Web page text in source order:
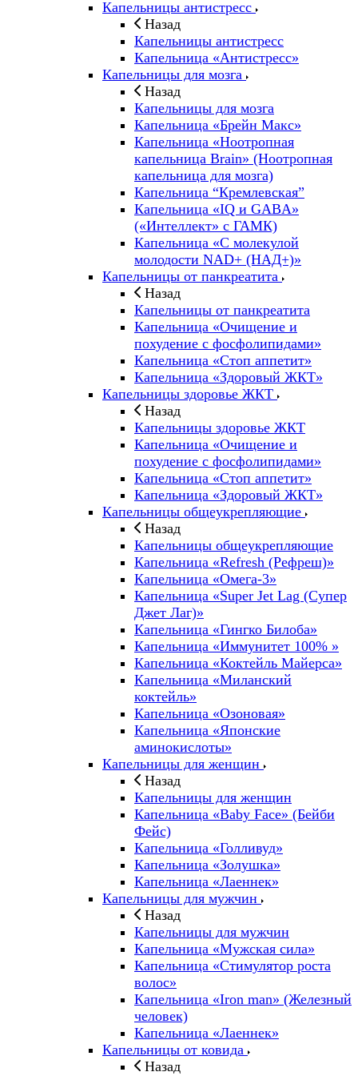
Капельницы антистресс
Назад
Капельницы антистресс
Капельница «Антистресс»
Капельницы для мозга
Назад
Капельницы для мозга
Капельница «Брейн Макс»
Капельница «Ноотропная
капельница Brain» (Ноотропная
капельница для мозга)
Капельница “Кремлевская”
Капельница «IQ и GABA»
(«Интеллект» с ГАМК)
Капельница «С молекулой
молодости NAD+ (НАД+)»
Капельницы от панкреатита
Назад
Капельницы от панкреатита
Капельница «Очищение и
похудение с фосфолипидами»
Капельница «Стоп аппетит»
Капельница «Здоровый ЖКТ»
Капельницы здоровье ЖКТ
Назад
Капельницы здоровье ЖКТ
Капельница «Очищение и
похудение с фосфолипидами»
Капельница «Стоп аппетит»
Капельница «Здоровый ЖКТ»
Капельницы общеукрепляющие
Назад
Капельницы общеукрепляющие
Капельница «Refresh (Рефреш)»
Капельница «Омега-3»
Капельница «Super Jet Lag (Супер
Джет Лаг)»
Капельница «Гингко Билоба»
Капельница «Иммунитет 100% »
Капельница «Коктейль Майерса»
Капельница «Миланский
коктейль»
Капельница «Озоновая»
Капельница «Японские
аминокислоты»
Капельницы для женщин
Назад
Капельницы для женщин
Капельница «Baby Face» (Бейби
Фейс)
Капельница «Голливуд»
Капельница «Золушка»
Капельница «Лаеннек»
Капельницы для мужчин
Назад
Капельницы для мужчин
Капельница «Мужская сила»
Капельница «Стимулятор роста
волос»
Капельница «Iron man» (Железный
человек)
Капельница «Лаеннек»
Капельницы от ковида
Назад